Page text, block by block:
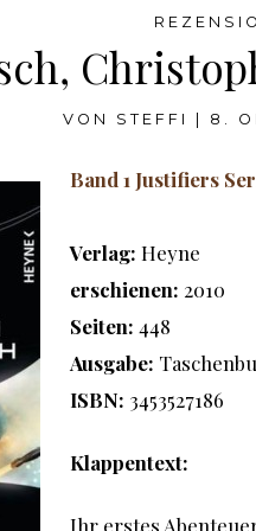
VON STEFFI 8.
Band 1 Justifiers
Verlag: Heyne
erschienen: 2010
Seiten: 448
Ausgabe:
ISBN: 3453527186
Klappentext:
Ihr erstes